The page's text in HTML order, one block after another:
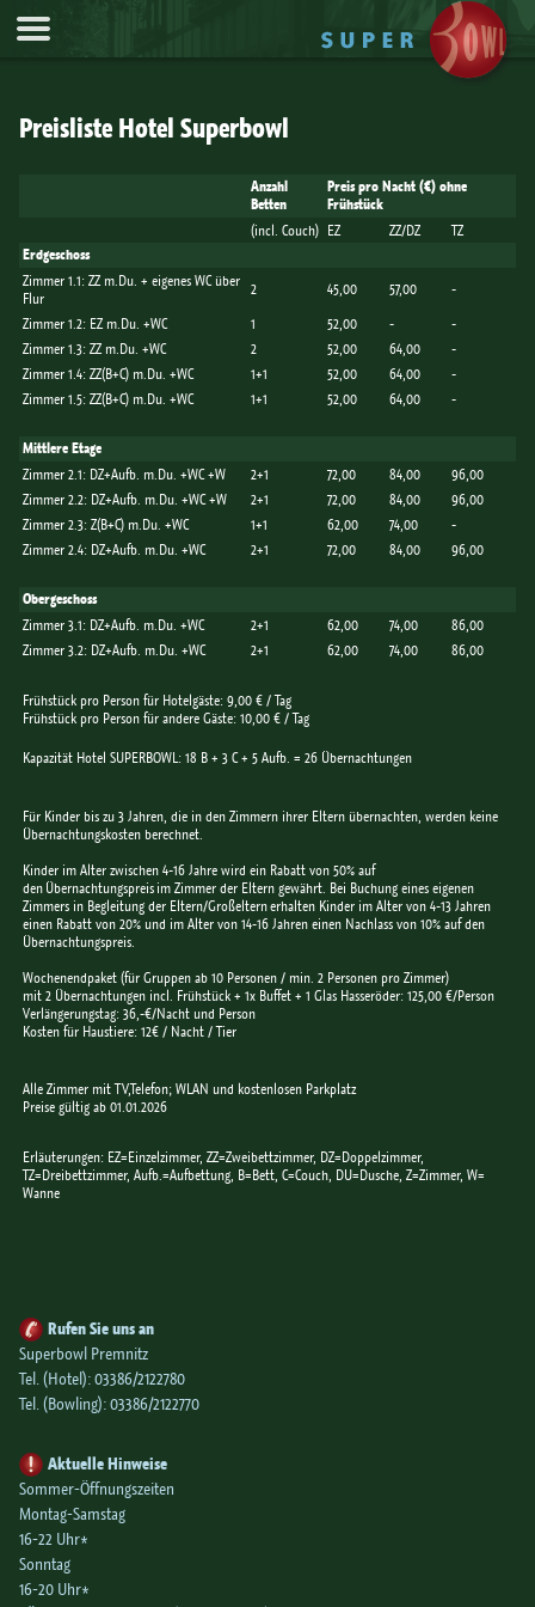
Preisliste Hotel Superbowl
Anzahl
Betten
Preis pro Nacht (€) ohne
Frühstück
(incl. Couch) EZ ZZ/DZ TZ
Erdgeschoss
Zimmer 1.1: ZZ m.Du. + eigenes WC über
Flur
2 45,00 57,00
-
Zimmer 1.2: EZ m.Du. +WC
1 52,00 -
-
Zimmer 1.3: ZZ m.Du. +WC
2 52,00 64,00
-
Zimmer 1.4: ZZ(B+C) m.Du. +WC
1+1 52,00 64,00
-
Zimmer 1.5: ZZ(B+C) m.Du. +WC
1+1 52,00 64,00 -
Mittlere Etage
Zimmer 2.1: DZ+Aufb. m.Du. +WC +W 2+1 72,00 84,00
96,00
Zimmer 2.2: DZ+Aufb. m.Du. +WC +W
2+1 72,00 84,00
96,00
Zimmer 2.3: Z(B+C) m.Du. +WC
1+1 62,00 74,00
-
Zimmer 2.4: DZ+Aufb. m.Du. +WC
2+1 72,00 84,00 96,00
Obergeschoss
Zimmer 3.1: DZ+Aufb. m.Du. +WC 2+1 62,00 74,00
86,00
Zimmer 3.2: DZ+Aufb. m.Du. +WC
2+1 62,00 74,00 86,00
Frühstück pro Person für Hotelgäste: 9,00 € / Tag
Frühstück pro Person für andere Gäste: 10,00 € / Tag
Kapazität Hotel SUPERBOWL: 18 B + 3 C + 5 Aufb. = 26 Übernachtungen
Für Kinder bis zu 3 Jahren, die in den Zimmern ihrer Eltern übernachten, werden keine
Übernachtungskosten berechnet.
Kinder im Alter zwischen 4-16 Jahre wird ein Rabatt von 50% auf
den Übernachtungspreis im Zimmer der Eltern gewährt. Bei Buchung eines eigenen
Zimmers in Begleitung der Eltern/Großeltern erhalten Kinder im Alter von 4-13 Jahren
einen Rabatt von 20% und im Alter von 14-16 Jahren einen Nachlass von 10% auf den
Übernachtungspreis.
Wochenendpaket (für Gruppen ab 10 Personen / min. 2 Personen pro Zimmer)
mit 2 Übernachtungen incl. Frühstück + 1x Buffet + 1 Glas Hasseröder: 125,00 €/Person
Verlängerungstag: 36,-€/Nacht und Person
Kosten für Haustiere: 12€ / Nacht / Tier
Alle Zimmer mit TV,Telefon; WLAN und kostenlosen Parkplatz
Preise gültig ab 01.01.2026
Erläuterungen: EZ=Einzelzimmer, ZZ=Zweibettzimmer, DZ=Doppelzimmer,
TZ=Dreibettzimmer, Aufb.=Aufbettung, B=Bett, C=Couch, DU=Dusche, Z=Zimmer, W=
Wanne
Rufen Sie uns an
Superbowl Premnitz
Tel. (Hotel):03386/2122780
Tel. (Bowling):03386/2122770
Aktuelle Hinweise
Sommer-Öffnungszeiten
Montag-Samstag
16-22 Uhr*
Sonntag
16-20 Uhr*